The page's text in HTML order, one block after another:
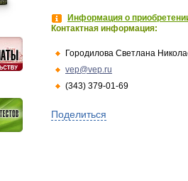
Информация о
Контактная информация:
Городилова Светлана
vep@vep.ru
(343) 379-01-69
Поделиться